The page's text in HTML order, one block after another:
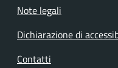
Note legali
Dichiarazione di
Contatti